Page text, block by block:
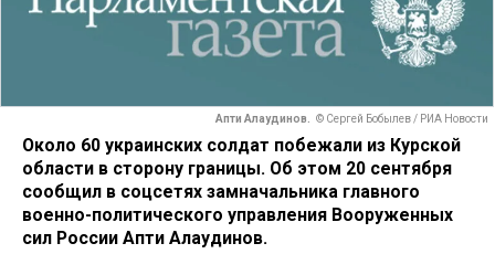
Апти Алаудинов. © Сергей Бобылев / РИА Новости
Около 60 украинских солдат побежали из Курской
области в сторону границы. Об этом 20 сентября
сообщил в соцсетях замначальника главного
военно-политического управления Вооруженных
сил России Апти Алаудинов.